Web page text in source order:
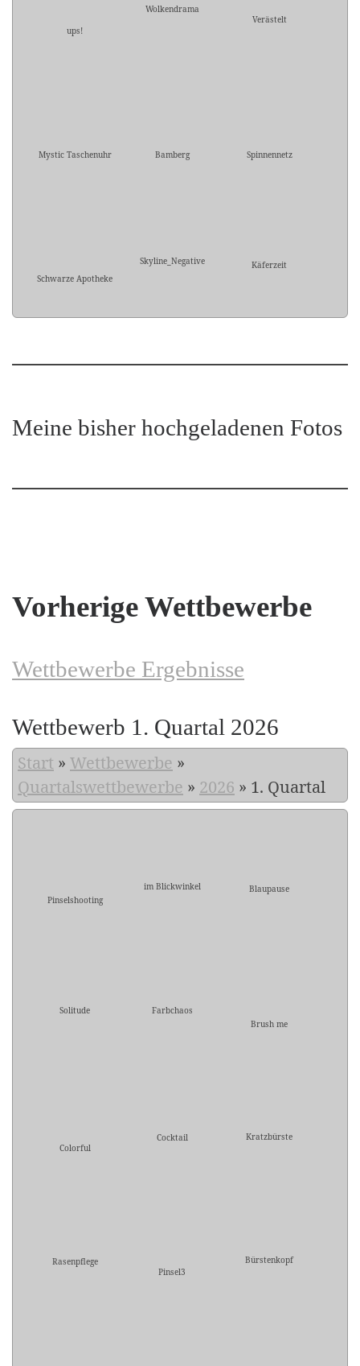
ups!
Wolkendrama
Verästelt
Mystic Taschenuhr Bamberg Spinnennetz
Schwarze Apotheke
Skyline_Negative Käferzeit
Meine bisher hochgeladenen Fotos
Vorherige Wettbewerbe
Wettbewerbe Ergebnisse
Wettbewerb 1. Quartal 2026
Start » Wettbewerbe »
Quartalswettbewerbe » 2026 » 1. Quartal
Pinselshooting
im Blickwinkel Blaupause
Solitude
Farbchaos
Brush me
Colorful
Cocktail Kratzbürste
Rasenpflege
Pinsel3
Bürstenkopf